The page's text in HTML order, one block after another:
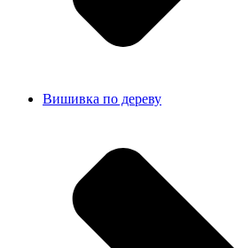
Вишивка по дереву